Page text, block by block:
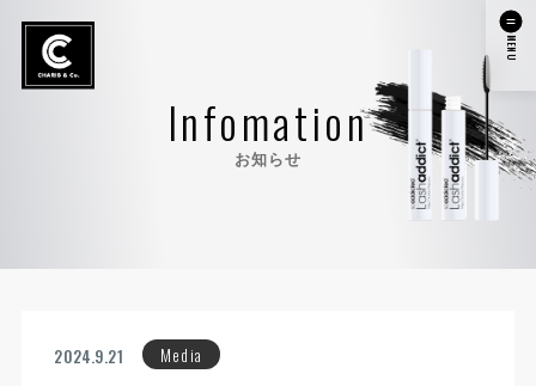
MENU
Infomation
お知らせ
2024.9.21 Media